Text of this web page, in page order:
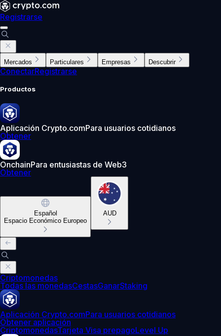
Registrarse
Mercados Particulares Empresas Descubrir
ConectarRegistrarse
Productos
Aplicación Crypto.comPara usuarios cotidianos
Obtener
OnchainPara entusiastas de Web3
Obtener
Español
Espacio Económico Europeo
AUD
Criptomonedas
Todas las monedasCestasGanarStaking
Aplicación Crypto.comPara usuarios cotidianos
Obtener aplicación
CriptomonedasTarjeta Visa prepagoLevel Up